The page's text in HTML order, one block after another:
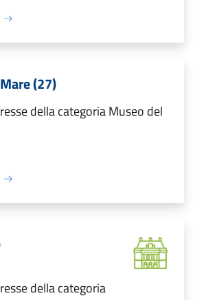
(27)
della categoria Museo del
della categoria